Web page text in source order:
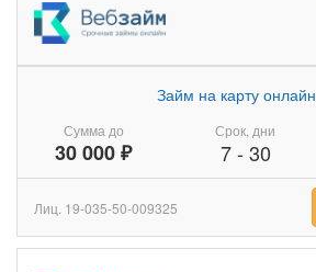
Сумма до
30 000 ₽
Займ на карту онлайн
Срок, дни
7- 30
Лиц. 19-035-50-009325